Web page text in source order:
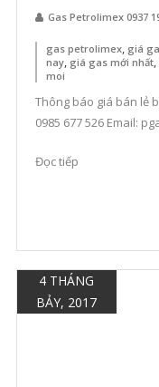
Gas Petrolimex 0937
gas petrolimex, giá
nay, giá gas mới nhất,
moi
Thông báo giá bán lẻ
0985 677 526 Email:
Đọc tiếp
4 THÁNG
BẢY, 2017